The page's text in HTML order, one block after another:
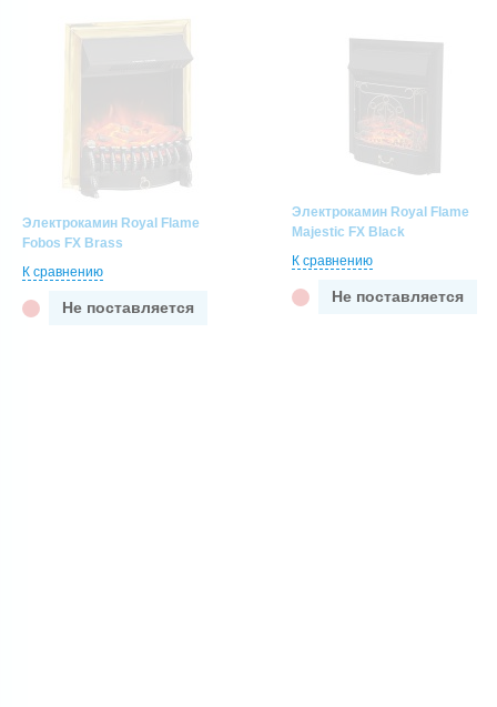
Электрокамин Royal Flame
Fobos FX Brass
К сравнению
Не поставляется
Электрокамин Royal Flame
Majestic FX Black
К сравнению
Не поставляется